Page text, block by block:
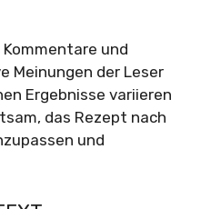
und
Meinungen der Leser
Ergebnisse variieren
das Rezept nach
und